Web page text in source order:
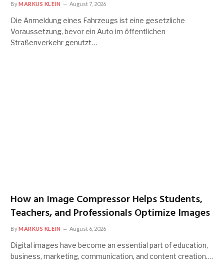
ByMARKUS KLEIN August 7, 2026
Die Anmeldung eines Fahrzeugs ist eine gesetzliche
Voraussetzung, bevor ein Auto im öffentlichen
Straßenverkehr genutzt…
How an Image Compressor Helps Students,
Teachers, and Professionals Optimize Images
ByMARKUS KLEIN August 6, 2026
Digital images have become an essential part of education,
business, marketing, communication, and content creation.…